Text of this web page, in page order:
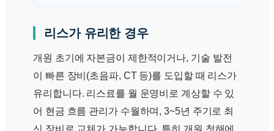
리스가 유리한 경우
개원 초기에 자본금이 제한적이거나, 기술 발전
이 빠른 장비(초음파, CT 등)를 도입할 때 리스가
유리합니다. 리스료를 월 운영비로 계상할 수 있
어 현금 흐름 관리가 수월하며, 3~5년 주기로 최